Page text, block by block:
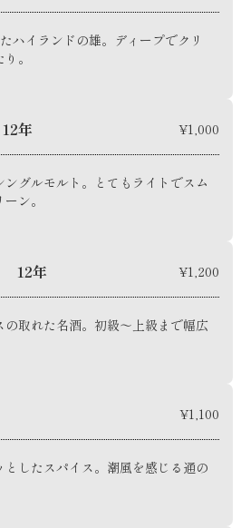
ハイランドの雄。ディープでクリ
。
年 ¥1,000
グルモルト。とてもライトでスム
ン。
12年 ¥1,200
取れた名酒。初級～上級まで幅広
¥1,100
したスパイス。潮風を感じる通の